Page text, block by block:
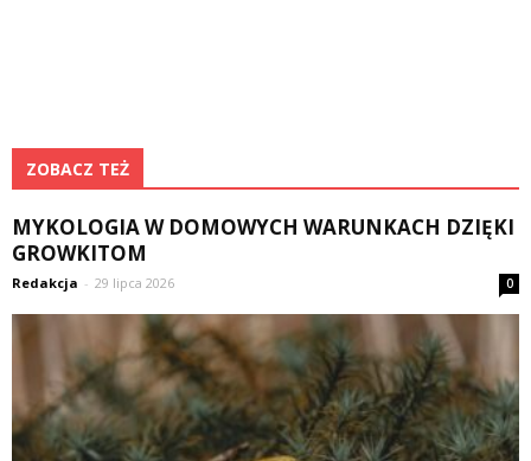
ZOBACZ TEŻ
MYKOLOGIA W DOMOWYCH WARUNKACH DZIĘKI
GROWKITOM
Redakcja - 29 lipca 2026 0